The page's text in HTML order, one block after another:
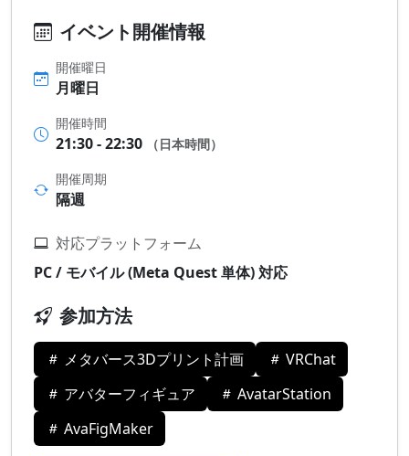
イベント開催情報
開催曜日
月曜日
開催時間
21:30 - 22:30
（日本時間）
開催周期
隔週
対応プラットフォーム
PC / モバイル (Meta Quest 単体) 対応
参加方法
メタバース3Dプリント計画
VRChat
アバターフィギュア
AvatarStation
AvaFigMaker